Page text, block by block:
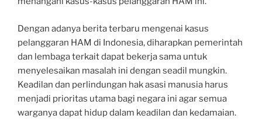
Dengan adanya berita terbaru mengenai kasus
pelanggaran HAM di Indonesia, diharapkan pemerintah
dan lembaga terkait dapat bekerja sama untuk
menyelesaikan masalah ini dengan seadil mungkin.
Keadilan dan perlindungan hak asasi manusia harus
menjadi prioritas utama bagi negara ini agar semua
warganya dapat hidup dalam keadilan dan kedamaian.